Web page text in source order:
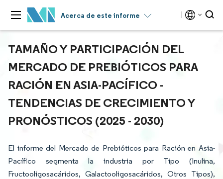
Acerca de este informe
TAMAÑO Y PARTICIPACIÓN DEL
MERCADO DE PREBIÓTICOS PARA
RACIÓN EN ASIA-PACÍFICO -
TENDENCIAS DE CRECIMIENTO Y
PRONÓSTICOS (2025 - 2030)
El informe del Mercado de Prebióticos para Ración en Asia-
Pacífico segmenta la industria por Tipo (Inulina,
Fructooligosacáridos, Galactooligosacáridos, Otros Tipos),